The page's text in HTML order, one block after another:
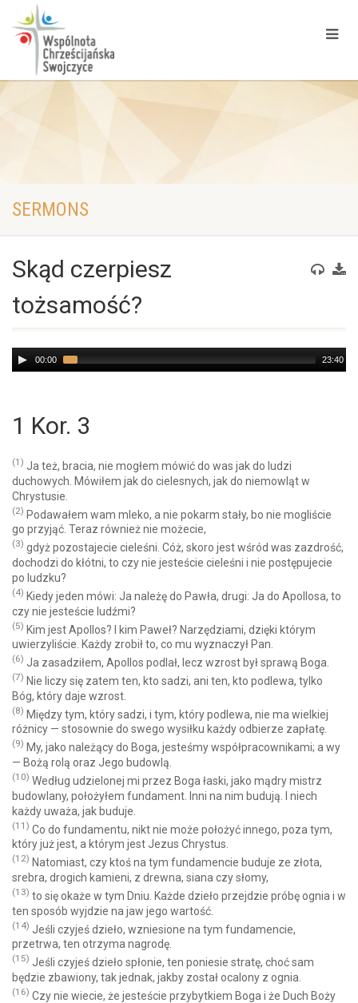
SERMONS
Skąd czerpiesz
tożsamość?
Audio
Player
00:00 23:40
1 Kor. 3
(1) Ja też, bracia, nie mogłem mówić do was jak do ludzi
duchowych. Mówiłem jak do cielesnych, jak do niemowląt w
Chrystusie.
(2) Podawałem wam mleko, a nie pokarm stały, bo nie mogliście
go przyjąć. Teraz również nie możecie,
(3) gdyż pozostajecie cieleśni. Cóż, skoro jest wśród was zazdrość,
dochodzi do kłótni, to czy nie jesteście cieleśni i nie postępujecie
po ludzku?
(4) Kiedy jeden mówi: Ja należę do Pawła, drugi: Ja do Apollosa, to
czy nie jesteście ludźmi?
(5) Kim jest Apollos? I kim Paweł? Narzędziami, dzięki którym
uwierzyliście. Każdy zrobił to, co mu wyznaczył Pan.
(6) Ja zasadziłem, Apollos podlał, lecz wzrost był sprawą Boga.
(7) Nie liczy się zatem ten, kto sadzi, ani ten, kto podlewa, tylko
Bóg, który daje wzrost.
(8) Między tym, który sadzi, i tym, który podlewa, nie ma wielkiej
różnicy — stosownie do swego wysiłku każdy odbierze zapłatę.
(9) My, jako należący do Boga, jesteśmy współpracownikami; a wy
— Bożą rolą oraz Jego budowlą.
(10) Według udzielonej mi przez Boga łaski, jako mądry mistrz
budowlany, położyłem fundament. Inni na nim budują. I niech
każdy uważa, jak buduje.
(11) Co do fundamentu, nikt nie może położyć innego, poza tym,
który już jest, a którym jest Jezus Chrystus.
(12) Natomiast, czy ktoś na tym fundamencie buduje ze złota,
srebra, drogich kamieni, z drewna, siana czy słomy,
(13) to się okaże w tym Dniu. Każde dzieło przejdzie próbę ognia i w
ten sposób wyjdzie na jaw jego wartość.
(14) Jeśli czyjeś dzieło, wzniesione na tym fundamencie,
przetrwa, ten otrzyma nagrodę.
(15) Jeśli czyjeś dzieło spłonie, ten poniesie stratę, choć sam
będzie zbawiony, tak jednak, jakby został ocalony z ognia.
(16) Czy nie wiecie, że jesteście przybytkiem Boga i że Duch Boży